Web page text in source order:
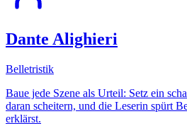
Dante Alighieri
Belletristik
Baue jede Szene als Urteil: Setz ein
daran scheitern, und die Leserin spürt
erklärst.